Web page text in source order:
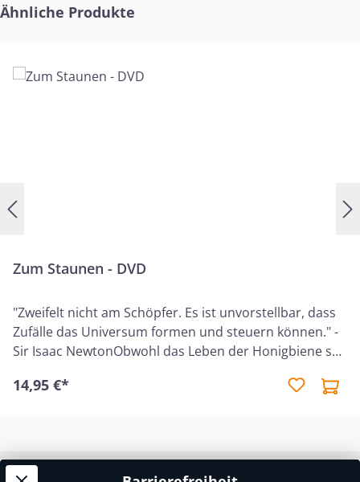
Produktgalerie überspringen
Ähnliche Produkte
Zum Staunen - DVD
"Zweifelt nicht am Schöpfer. Es ist unvorstellbar, dass
Zufälle das Universum formen und steuern können." -
Sir Isaac NewtonObwohl das Leben der Honigbiene seit
ist, entziehen sich diese Insekten-Architekten noch
als untauglich erwiesen haben, ist die Annahme eines
Schöpfers nur allzu berechtigt und lädt zum Staunen
14,95 €*